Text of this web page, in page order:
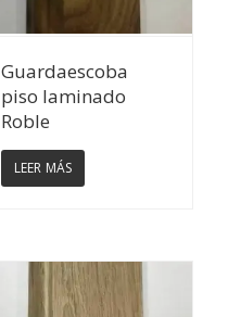
Ver Detalles
Guardaescoba
piso laminado
Roble
LEER MÁS